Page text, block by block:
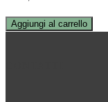
Aggiungi al carrello